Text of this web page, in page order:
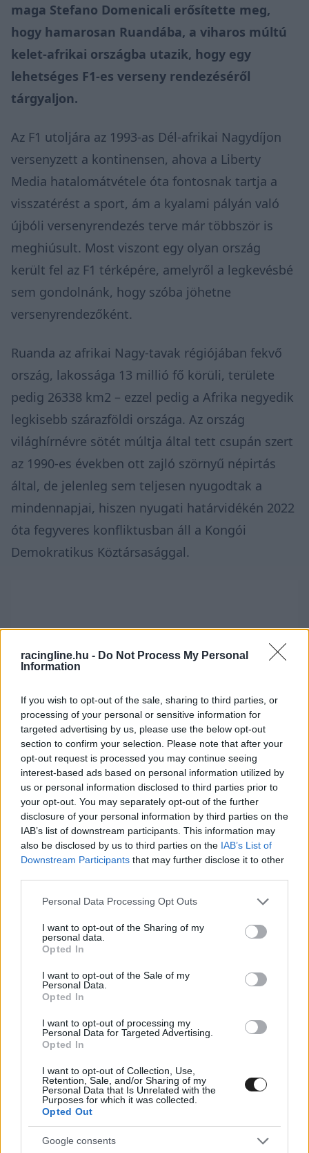
racingline.hu - Do Not Process My Personal
Information
If you wish to opt-out of the sale, sharing to third parties, or
processing of your personal or sensitive information for
targeted advertising by us, please use the below opt-out
section to confirm your selection. Please note that after your
opt-out request is processed you may continue seeing
interest-based ads based on personal information utilized by
us or personal information disclosed to third parties prior to
your opt-out. You may separately opt-out of the further
disclosure of your personal information by third parties on the
IAB’s list of downstream participants. This information may
also be disclosed by us to third parties on the IAB’s List of
Downstream Participants that may further disclose it to other
Please note that this website/app uses one or more Google
not limited to your visit or usage behaviour. You may click to
grant or deny consent to Google and its third-party tags to
use your data for below specified purposes in below Google
consent section.
Personal Data Processing Opt Outs
I want to opt-out of the Sharing of my
personal data.
Opted In
I want to opt-out of the Sale of my
Personal Data.
Opted In
I want to opt-out of processing my
Personal Data for Targeted Advertising.
Opted In
I want to opt-out of Collection, Use,
Retention, Sale, and/or Sharing of my
Personal Data that Is Unrelated with the
Purposes for which it was collected.
Opted Out
Google consents
maga Stefano Domenicali erősítette meg,
hogy hamarosan Ruandába, a viharos múltú
kelet-afrikai országba utazik, hogy egy
lehetséges F1-es verseny rendezéséről
tárgyaljon.
Az F1 utoljára az 1993-as Dél-afrikai Nagydíjon
versenyzett a kontinensen, ahova a Liberty
Media hatalomátvétele óta fontosnak tartja a
visszatérést a sport, ám a kyalami pályán való
újbóli versenyrendezés terve már többször is
meghiúsult. Most viszont egy olyan ország
került fel az F1 térképére, amelyről a legkevésbé
sem gondolnánk, hogy szóba jöhetne
versenyrendezőként.
Ruanda az afrikai Nagy-tavak régiójában fekvő
ország, lakossága 13 millió fő körüli, területe
pedig 26338 km2 – ezzel pedig a Afrika negyedik
legkisebb szárazföldi országa. Az ország
világhírnévre sötét múltja által tett csupán szert
az 1990-es években ott zajló szörnyű népirtás
által, de jelenleg sem teljesen nyugodtak a
mindennapjai, hiszen nyugati határvidékén 2022
óta fegyveres konfliktusban áll a Kongói
Demokratikus Köztársasággal.
Ruanda ugyanakkor az utóbbi időben igyekezett
szorosabbra fűzni a viszonyt az FIA-val, aminek
egyik eredménye, hogy idén decemberben az
felelős bizottságának képviselői idén
ellátogattak a Monacói Nagydíjra, hogy a sport
vezetőivel egyeztessenek, s mint arról az
Autosport most beszámolt, saját épített
versenypályával szeretnének csatlakozni a
Forma-1-es versenynaptárhoz.
„Komolyan gondolják – mondta az F1
vezérigazgatója, Domenicali. – Már bemutatták a
terveiket, szeptember végén pedig találkozni is